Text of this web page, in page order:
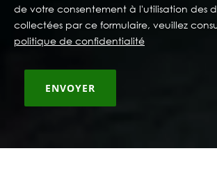
de votre consentement à l'utilisation des
collectées par ce formulaire, veuillez
politique de confidentialité